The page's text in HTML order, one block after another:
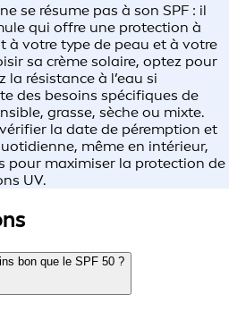
se résume pas à son SPF : il
qui offre une protection à
à votre type de peau et à votre
sa crème solaire, optez pour
la résistance à l’eau si
des besoins spécifiques de
grasse, sèche ou mixte.
la date de péremption et
même en intérieur,
pour maximiser la protection de
UV.
bon que le SPF 50 ?